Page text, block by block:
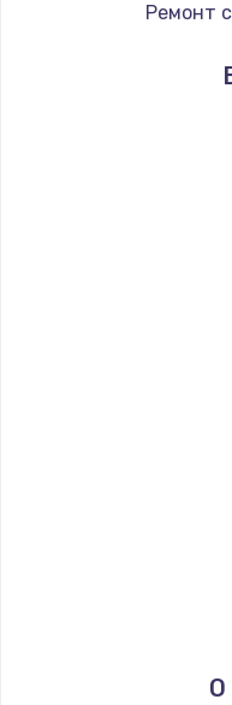
Ремонт
Ремонт
Ремонт
Ремонт
Ремонт
О